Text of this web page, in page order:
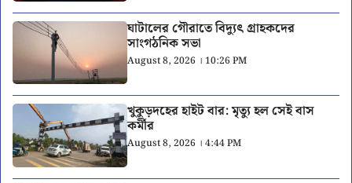
ঘাটালের গৌরাতে বিদ্যুৎ গ্রাহকদের
সাংগঠনিক সভা
August 8, 2026 । 10:26 PM
খুকুড়দহের হাইট বার: মৃত্যু হল সেই বাস
কর্মীর
August 8, 2026 । 4:44 PM